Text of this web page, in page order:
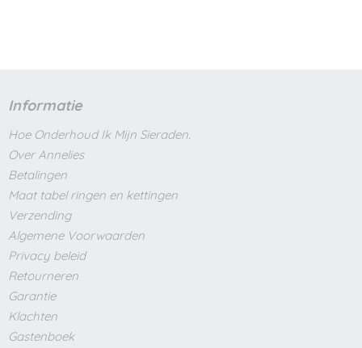
Informatie
Hoe Onderhoud Ik Mijn Sieraden.
Over Annelies
Betalingen
Maat tabel ringen en kettingen
Verzending
Algemene Voorwaarden
Privacy beleid
Retourneren
Garantie
Klachten
Gastenboek